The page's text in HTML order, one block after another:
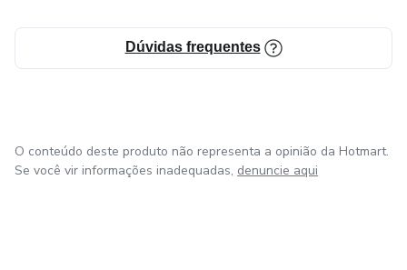
Dúvidas frequentes
O conteúdo deste produto não representa a opinião da Hotmart.
Se você vir informações inadequadas, denuncie aqui